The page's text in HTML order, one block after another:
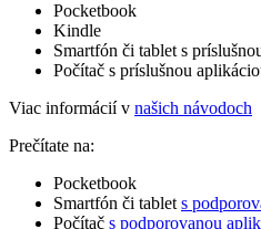
Pocketbook
Kindle
Smartfón či tablet s
Počítač s príslušnou
Viac informácií v našich návodoch
Prečítate na:
Pocketbook
Smartfón či tablet s
Počítač s podporovanou